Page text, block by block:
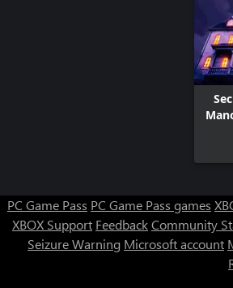
PC Game Pass PC Game Pass games
XBOX Support FeedbackCommunity
Seizure Warning Microsoft account